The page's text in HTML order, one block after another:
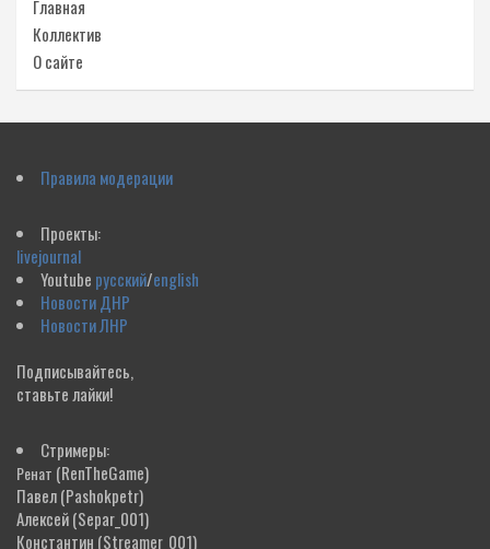
Главная
Коллектив
О сайте
Правила модерации
Проекты:
livejournal
Youtube русский/english
Новости ДНР
Новости ЛНР
Подписывайтесь,
ставьте лайки!
Стримеры:
Ренат (RenTheGame)
Павел(Pashokpetr)
Алексей(Separ_001)
Константин (Streamer_001)